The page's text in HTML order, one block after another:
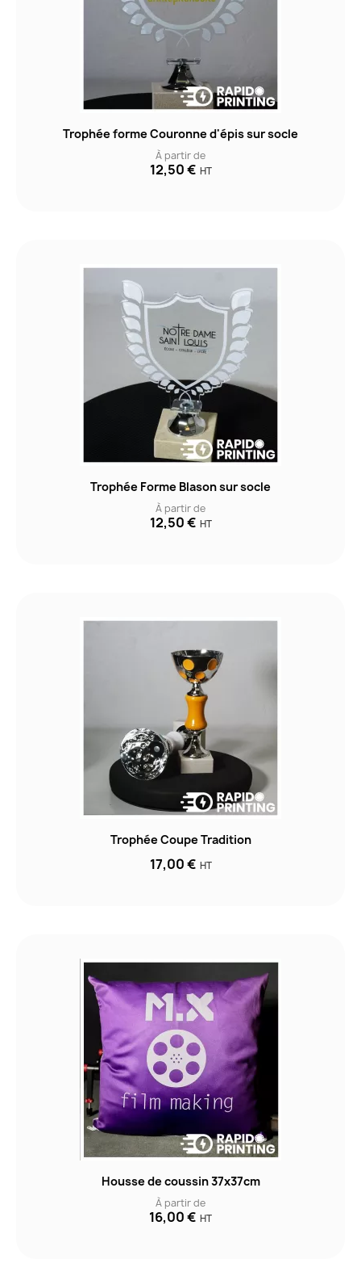
Trophée forme Couronne d'épis sur socle
À partir de
12,50 € HT
Trophée Forme Blason sur socle
À partir de
12,50 € HT
Trophée Coupe Tradition
17,00 € HT
Housse de coussin 37x37cm
À partir de
16,00 € HT